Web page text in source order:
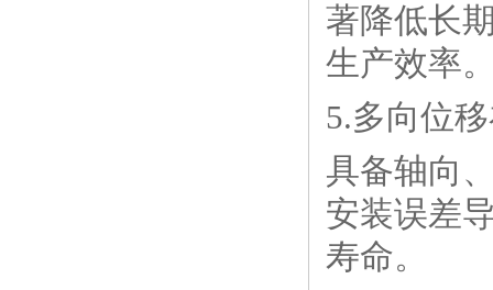
著降低长
生产效率
5.多向位
具备轴向
安装误差
寿命。